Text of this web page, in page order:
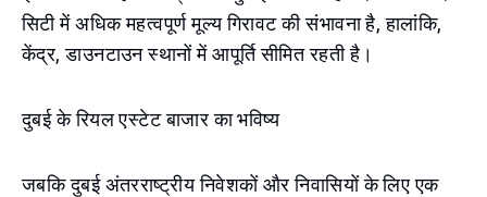
सिटी में अधिक महत्वपूर्ण मूल्य गिरावट की संभावना है, हालांकि,
केंद्र, डाउनटाउन स्थानों में आपूर्ति सीमित रहती है।
दुबई के रियल एस्टेट बाजार का भविष्य
जबकि दुबई अंतरराष्ट्रीय निवेशकों और निवासियों के लिए एक